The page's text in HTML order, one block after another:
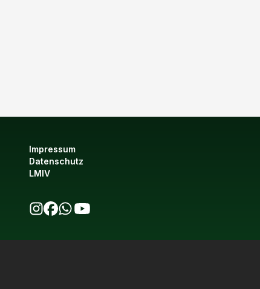
Impressum
Datenschutz
LMIV